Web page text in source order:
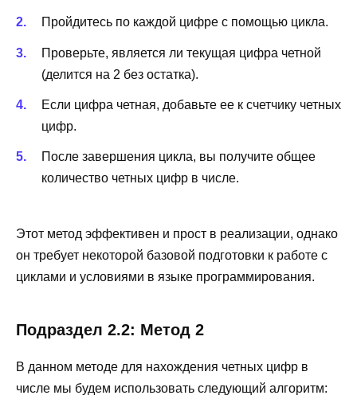
Пройдитесь по каждой цифре с помощью цикла.
Проверьте, является ли текущая цифра четной
(делится на 2 без остатка).
Если цифра четная, добавьте ее к счетчику четных
цифр.
После завершения цикла, вы получите общее
количество четных цифр в числе.
Этот метод эффективен и прост в реализации, однако
он требует некоторой базовой подготовки к работе с
циклами и условиями в языке программирования.
Подраздел 2.2: Метод 2
В данном методе для нахождения четных цифр в
числе мы будем использовать следующий алгоритм: